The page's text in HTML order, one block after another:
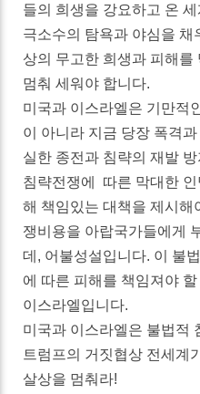
들의 희생을 강요하고 온
극소수의 탐욕과 야심을 채
상의 무고한 희생과 피해를
멈춰 세워야 합니다.
미국과 이스라엘은 기만적
이 아니라 지금 당장 폭격
실한 종전과 침략의 재발
침략전쟁에 따른 막대한
해 책임있는 대책을 제시해
쟁비용을 아랍국가들에게
데, 어불성설입니다. 이 불
에 따른 피해를 책임져야
이스라엘입니다.
미국과 이스라엘은 불법적
트럼프의 거짓협상 전세계
살상을 멈춰라!